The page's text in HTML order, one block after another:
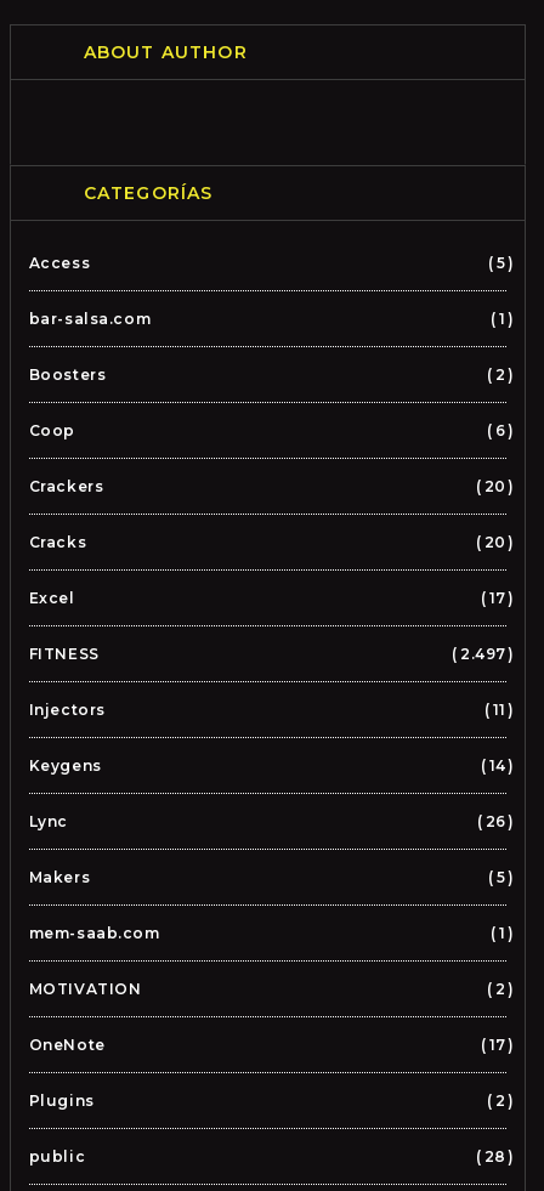
ABOUT AUTHOR
CATEGORÍAS
Access 5
bar-salsa.com 1
Boosters 2
Coop 6
Crackers 20
Cracks 20
Excel 17
FITNESS 2.497
Injectors 11
Keygens 14
Lync 26
Makers 5
mem-saab.com 1
MOTIVATION 2
OneNote 17
Plugins 2
public 28